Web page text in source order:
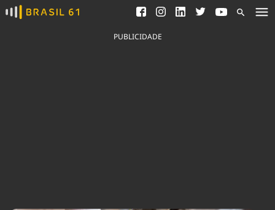
Ver todas as notícias
Saneamento
Indicadores
PUBLICIDADE